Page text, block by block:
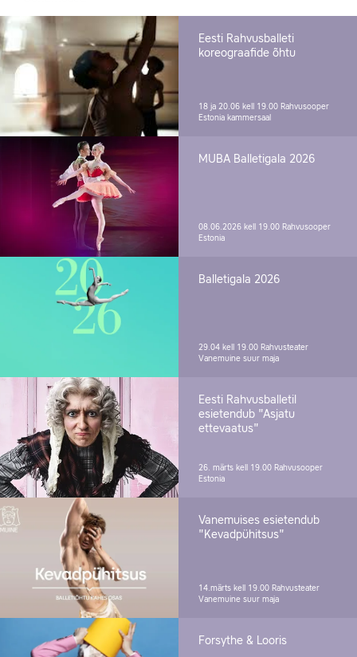
Eesti Rahvusballeti
koreograafide õhtu
18 ja 20.06 kell 19.00 Rahvusooper
Estonia kammersaal
MUBA Balletigala 2026
08.06.2026 kell 19.00 Rahvusooper
Estonia
Balletigala 2026
29.04 kell 19.00 Rahvusteater
Vanemuine suur maja
Eesti Rahvusballetil
esietendub "Asjatu
ettevaatus"
26. märts kell 19.00 Rahvusooper
Estonia
Vanemuises esietendub
"Kevadpühitsus"
14.märts kell 19.00 Rahvusteater
Vanemuine suur maja
Forsythe & Looris